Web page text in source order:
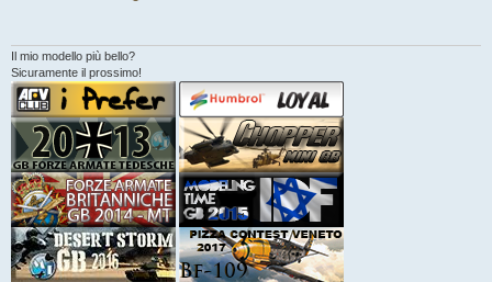
i
Il mio modello più bello?
Sicuramente il prossimo!